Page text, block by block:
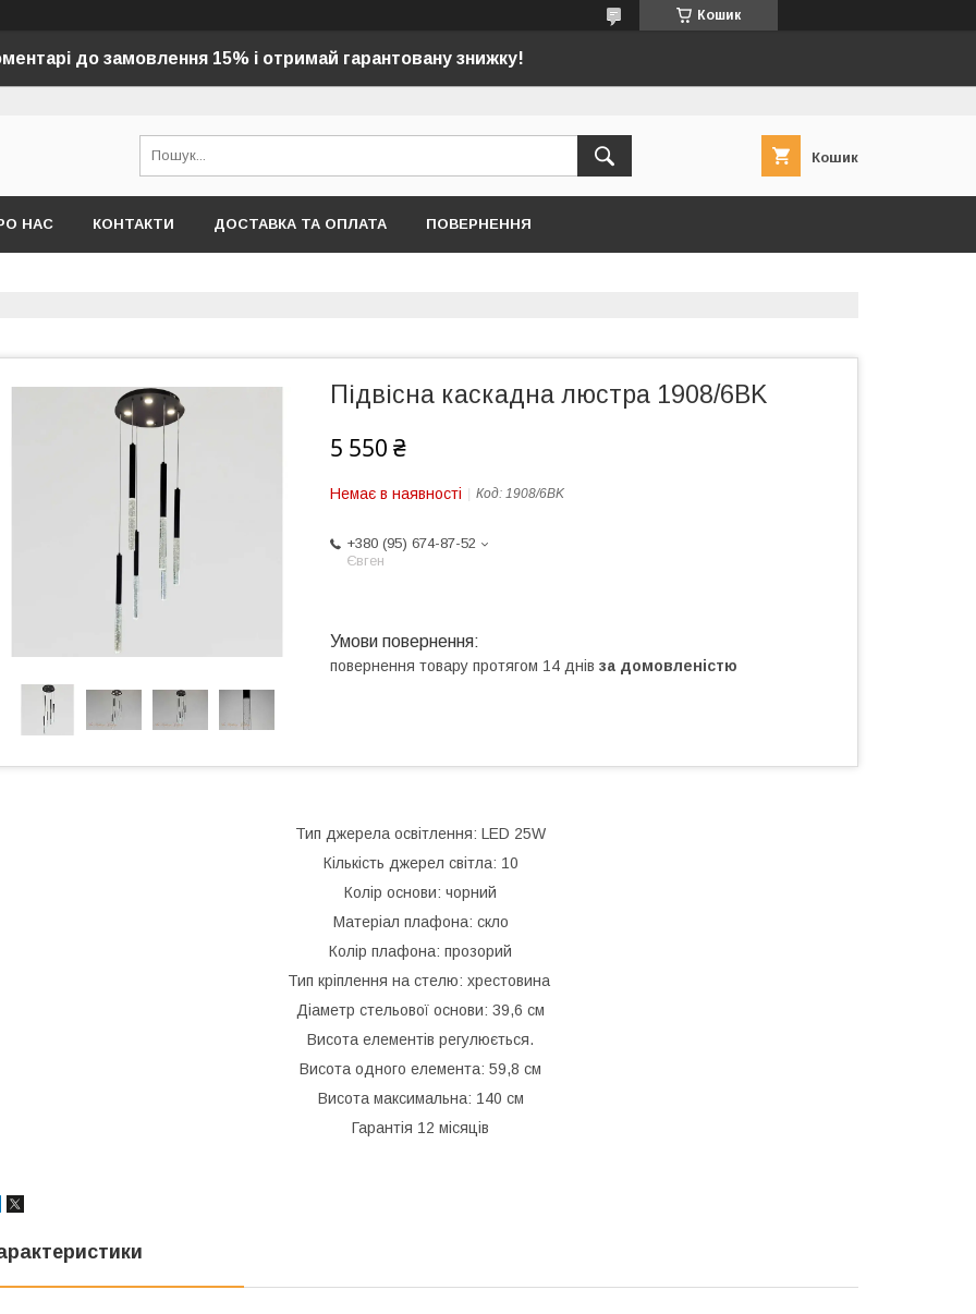
Кошик
до замовлення 15% і отримай гарантовану знижку!
Кошик
НАС КОНТАКТИ ДОСТАВКА ТА ОПЛАТА ПОВЕРНЕННЯ
Підвісна каскадна люстра 1908/6BK
5 550 ₴
Немає в наявності Код: 1908/6BK
+380 (95) 674-87-52
Євген
повернення товару протягом 14 днів за домовленістю
Тип джерела освітлення: LED 25W
Кількість джерел світла: 10
Колір основи: чорний
Матеріал плафона: скло
Колір плафона: прозорий
Тип кріплення на стелю: хрестовина
Діаметр стельової основи: 39,6 см
Висота елементів регулюється.
Висота одного елемента: 59,8 см
Висота максимальна: 140 см
Гарантія 12 місяців